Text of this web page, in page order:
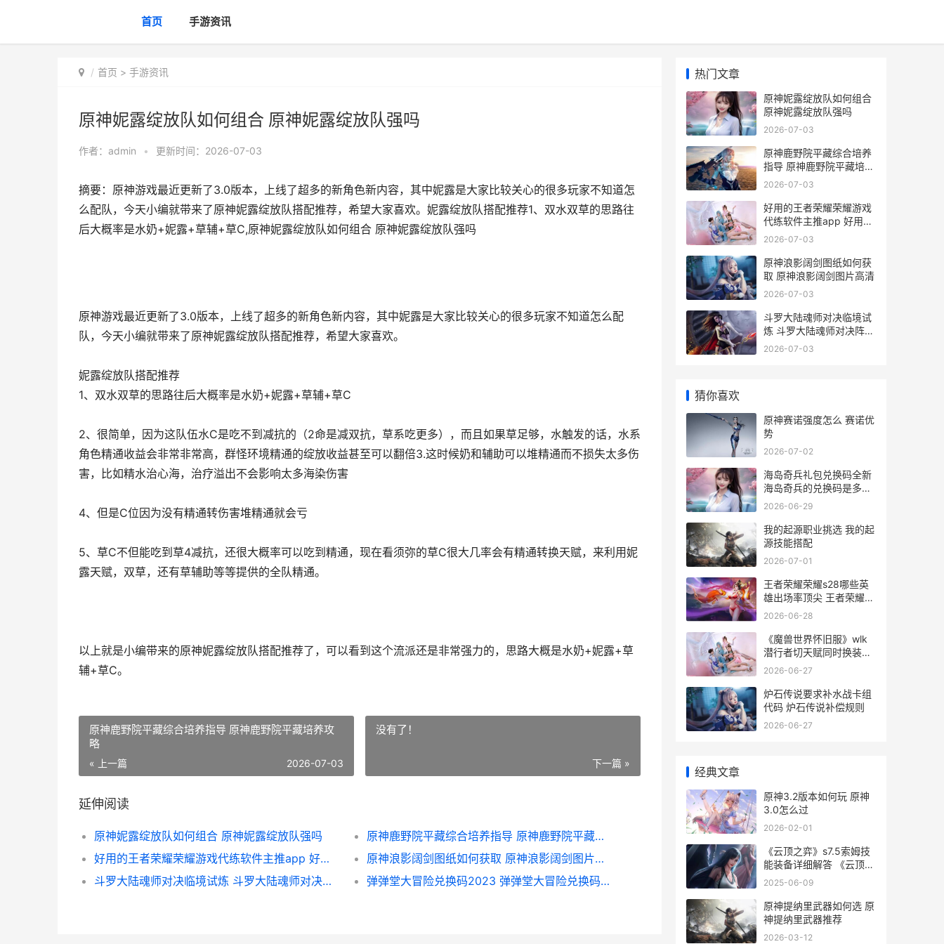
首页 手游资讯
首页 > 手游资讯
原神妮露绽放队如何组合 原神妮露绽放队强吗
作者： admin • 更新时间：2026-07-03
摘要：原神游戏最近更新了3.0版本，上线了超多的新角色新内容，其中妮露是大家比较关心的很多玩家不知道怎
么配队，今天小编就带来了原神妮露绽放队搭配推荐，希望大家喜欢。妮露绽放队搭配推荐1、双水双草的思路往
后大概率是水奶+妮露+草辅+草C,原神妮露绽放队如何组合 原神妮露绽放队强吗
原神游戏最近更新了3.0版本，上线了超多的新角色新内容，其中妮露是大家比较关心的很多玩家不知道怎么配
队，今天小编就带来了原神妮露绽放队搭配推荐，希望大家喜欢。
妮露绽放队搭配推荐
1、双水双草的思路往后大概率是水奶+妮露+草辅+草C
2、很简单，因为这队伍水C是吃不到减抗的（2命是减双抗，草系吃更多），而且如果草足够，水触发的话，水系
角色精通收益会非常非常高，群怪环境精通的绽放收益甚至可以翻倍3.这时候奶和辅助可以堆精通而不损失太多伤
害，比如精水治心海，治疗溢出不会影响太多海染伤害
4、但是C位因为没有精通转伤害堆精通就会亏
5、草C不但能吃到草4减抗，还很大概率可以吃到精通，现在看须弥的草C很大几率会有精通转换天赋，来利用妮
露天赋，双草，还有草辅助等等提供的全队精通。
以上就是小编带来的原神妮露绽放队搭配推荐了，可以看到这个流派还是非常强力的，思路大概是水奶+妮露+草
辅+草C。
原神鹿野院平藏综合培养指导 原神鹿野院平藏培养攻
略
« 上一篇 2026-07-03
没有了！
下一篇 »
延伸阅读
原神妮露绽放队如何组合 原神妮露绽放队强吗
原神鹿野院平藏综合培养指导 原神鹿野院平藏培养攻略
好用的王者荣耀荣耀游戏代练软件主推app 好用的王者荣耀辅助推荐
原神浪影阔剑图纸如何获取 原神浪影阔剑图片高清
斗罗大陆魂师对决临境试炼 斗罗大陆魂师对决阵容推荐
弹弹堂大冒险兑换码2023 弹弹堂大冒险兑换码2024
热门文章
原神妮露绽放队如何组合
原神妮露绽放队强吗
2026-07-03
原神鹿野院平藏综合培养
指导 原神鹿野院平藏培养
攻略
2026-07-03
好用的王者荣耀荣耀游戏
代练软件主推app 好用的
王者荣耀辅助推荐
2026-07-03
原神浪影阔剑图纸如何获
取 原神浪影阔剑图片高清
2026-07-03
斗罗大陆魂师对决临境试
炼 斗罗大陆魂师对决阵容
推荐
2026-07-03
猜你喜欢
原神赛诺强度怎么 赛诺优
势
2026-07-02
海岛奇兵礼包兑换码全新
海岛奇兵的兑换码是多少
2021
2026-06-29
我的起源职业挑选 我的起
源技能搭配
2026-07-01
王者荣耀荣耀s28哪些英
雄出场率顶尖 王者荣耀荣
耀战区怎么修改别的地区
2026-06-28
《魔兽世界怀旧服》wlk
潜行者切天赋同时换装备
宏同享 魔兽世界怀旧服
2026-06-27
炉石传说要求补水战卡组
代码 炉石传说补偿规则
2026-06-27
经典文章
原神3.2版本如何玩 原神
3.0怎么过
2026-02-01
《云顶之弈》s7.5索姆技
能装备详细解答 《云顶之
弈》上央视
2025-06-09
原神提纳里武器如何选 原
神提纳里武器推荐
2026-03-12